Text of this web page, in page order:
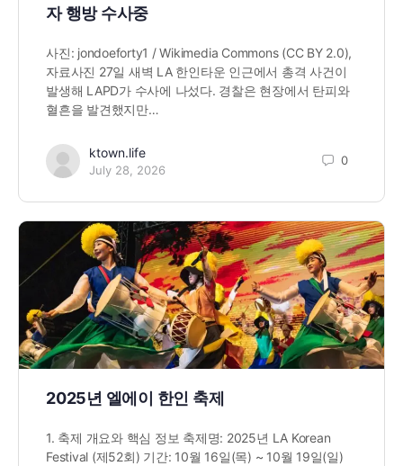
자 행방 수사중
사진: jondoeforty1 / Wikimedia Commons (CC BY 2.0),
자료사진 27일 새벽 LA 한인타운 인근에서 총격 사건이
발생해 LAPD가 수사에 나섰다. 경찰은 현장에서 탄피와
혈흔을 발견했지만…
ktown.life
July 28, 2026
0
2025년 엘에이 한인 축제
1. 축제 개요와 핵심 정보 축제명: 2025년 LA Korean
Festival (제52회) 기간: 10월 16일(목) ~ 10월 19일(일)